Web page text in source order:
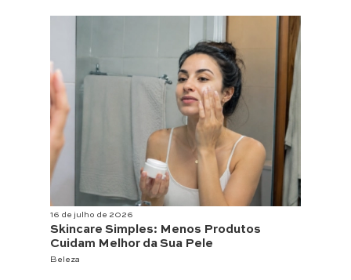
16 de julho de 2026
Skincare Simples: Menos Produtos
Cuidam Melhor da Sua Pele
Beleza